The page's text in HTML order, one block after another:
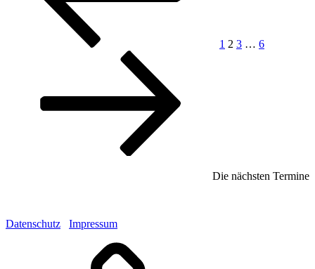
1 2 3 … 6
Die nächsten Termine
Datenschutz
Impressum